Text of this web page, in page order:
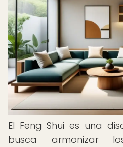
El Feng Shui es una
busca armonizar